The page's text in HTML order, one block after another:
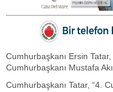
Cumhurbaşkanı Ersin
Cumhurbaşkanı Mustafa
Cumhurbaşkanı Tatar, “4.